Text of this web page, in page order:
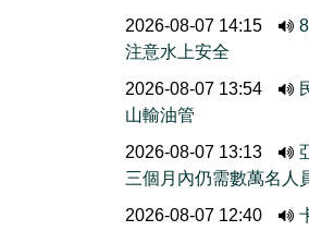
2026-08-07 14:15
注意水上安全
2026-08-07 13:54
山輸油管
2026-08-07 13:13
三個月內仍需數萬名人
2026-08-07 12:40